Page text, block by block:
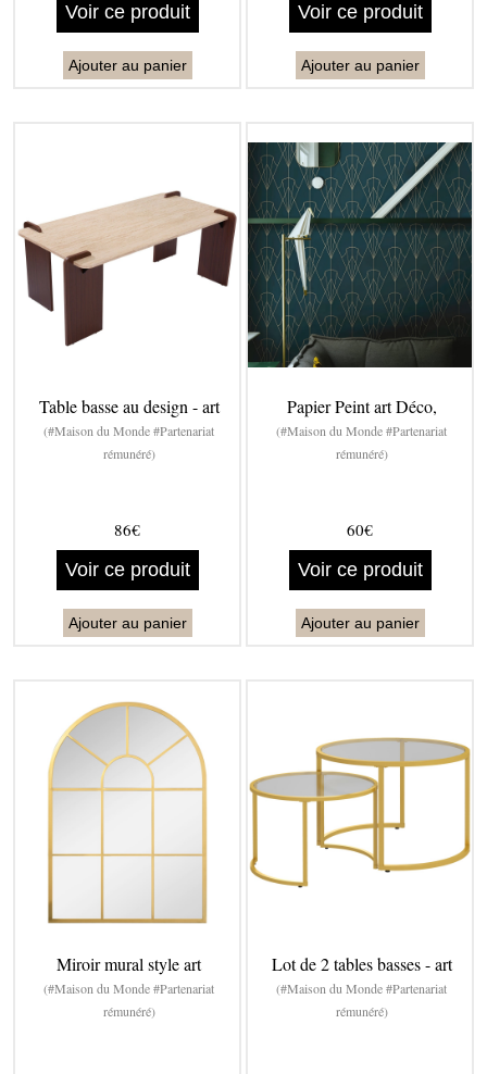
Voir ce produit
Ajouter au panier
Voir ce produit
Ajouter au panier
Table basse au design - art
(#Maison du Monde #Partenariat
rémunéré)
86€
Voir ce produit
Ajouter au panier
Papier Peint art Déco,
(#Maison du Monde #Partenariat
rémunéré)
60€
Voir ce produit
Ajouter au panier
Miroir mural style art
(#Maison du Monde #Partenariat
rémunéré)
Lot de 2 tables basses - art
(#Maison du Monde #Partenariat
rémunéré)